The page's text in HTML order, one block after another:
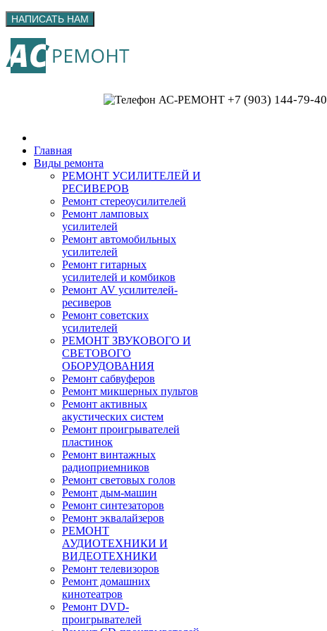
+7 (903) 144-79-40
Главная
Виды ремонта
РЕМОНТ УСИЛИТЕЛЕЙ И
РЕСИВЕРОВ
Ремонт стереоусилителей
Ремонт ламповых
усилителей
Ремонт автомобильных
усилителей
Ремонт гитарных
усилителей и комбиков
Ремонт AV усилителей-
ресиверов
Ремонт советских
усилителей
РЕМОНТ ЗВУКОВОГО И
СВЕТОВОГО
ОБОРУДОВАНИЯ
Ремонт сабвуферов
Ремонт микшерных пультов
Ремонт активных
акустических систем
Ремонт проигрывателей
пластинок
Ремонт винтажных
радиоприемников
Ремонт световых голов
Ремонт дым-машин
Ремонт синтезаторов
Ремонт эквалайзеров
РЕМОНТ
АУДИОТЕХНИКИ И
ВИДЕОТЕХНИКИ
Ремонт телевизоров
Ремонт домашних
кинотеатров
Ремонт DVD-
проигрывателей